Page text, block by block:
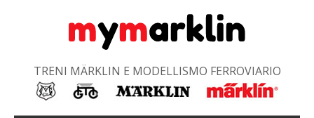
TRENI MÄRKLIN E MODELLISMO FERROVIARIO